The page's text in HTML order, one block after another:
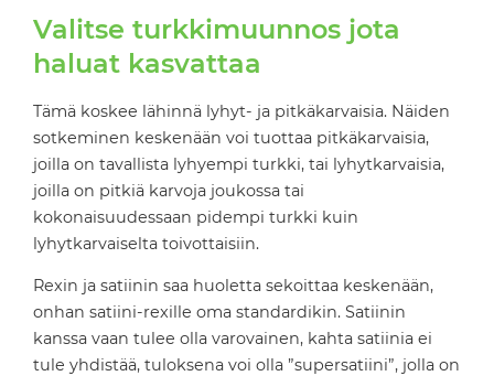
Valitse turkkimuunnos jota
haluat kasvattaa
Tämä koskee lähinnä lyhyt- ja pitkäkarvaisia. Näiden
sotkeminen keskenään voi tuottaa pitkäkarvaisia,
joilla on tavallista lyhyempi turkki, tai lyhytkarvaisia,
joilla on pitkiä karvoja joukossa tai
kokonaisuudessaan pidempi turkki kuin
lyhytkarvaiselta toivottaisiin.
Rexin ja satiinin saa huoletta sekoittaa keskenään,
onhan satiini-rexille oma standardikin. Satiinin
kanssa vaan tulee olla varovainen, kahta satiinia ei
tule yhdistää, tuloksena voi olla ”supersatiini”, jolla on